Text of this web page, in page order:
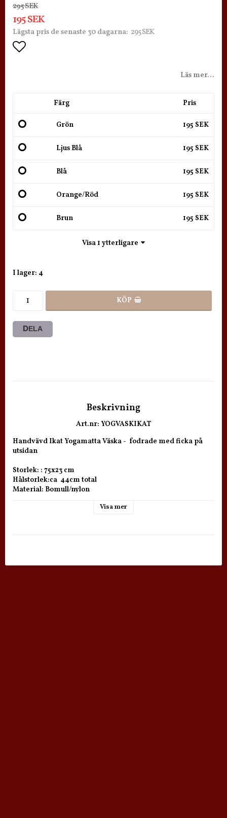
295 SEK
195 SEK
Lägsta pris de senaste 30 dagarna 295 SEK
Läs mer...
Färg Pris
Grön 195 SEK
Ljus Blå 195 SEK
Blå 195 SEK
Orange/Röd 195 SEK
Brun 195 SEK
Visa 1 ytterligare
I lager: 4
KÖP
DELA
Beskrivning
Art.nr: YOGVASKIKAT
Handvävd Ikat Yogamatta Väska -  fodrade med ficka på
utsidan
Storlek: : 75x23 cm
Hålstorlek:ca  44cm total
Material: Bomull/nylon
Visa mer